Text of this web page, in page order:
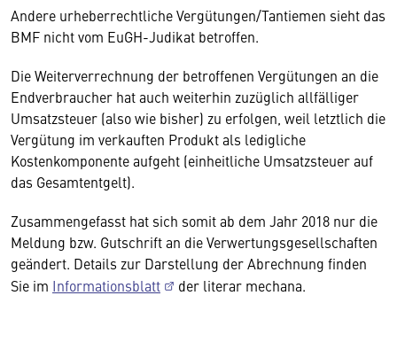
Andere urheberrechtliche Vergütungen/Tantiemen sieht das
BMF nicht vom EuGH-Judikat betroffen.
Die Weiterverrechnung der betroffenen Vergütungen an die
Endverbraucher hat auch weiterhin zuzüglich allfälliger
Umsatzsteuer (also wie bisher) zu erfolgen, weil letztlich die
Vergütung im verkauften Produkt als ledigliche
Kostenkomponente aufgeht (einheitliche Umsatzsteuer auf
das Gesamtentgelt).
Zusammengefasst hat sich somit ab dem Jahr 2018 nur die
Meldung bzw. Gutschrift an die Verwertungsgesellschaften
geändert. Details zur Darstellung der Abrechnung finden
Sie im Informationsblatt der literar mechana.